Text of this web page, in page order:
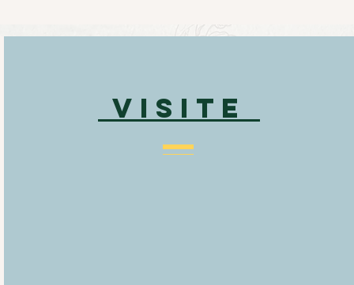
VISITE